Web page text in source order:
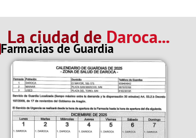
La ciudad de Daroca...
Farmacias de Guardia